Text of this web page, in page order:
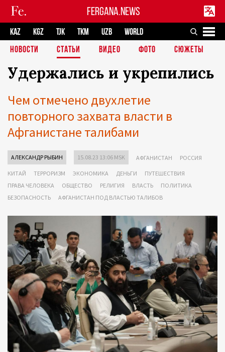
FERGANA.NEWS
KAZ KGZ TJK TKM UZB
WORLD
НОВОСТИ
СТАТЬИ ВИДЕО ФОТО СЮЖЕТЫ
Удержались и укрепились
Чем отмечено двухлетие
повторного захвата власти в
Афганистане талибами
АЛЕКСАНДР РЫБИН 15.08.23 13:06 MSK АФГАНИСТАН РОССИЯ
КИТАЙ ТЕРРОРИЗМ ЭКОНОМИКА ДЕНЬГИ
ПУТЕШЕСТВИЯ
ПРАВА ЧЕЛОВЕКА
ОБЩЕСТВО РЕЛИГИЯ ВЛАСТЬ
ПОЛИТИКА
БЕЗОПАСНОСТЬ
АФГАНИСТАН ПОД ВЛАСТЬЮ ТАЛИБОВ